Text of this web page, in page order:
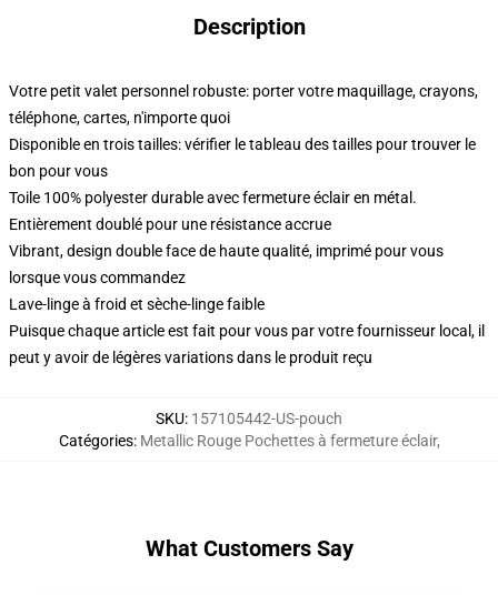
Description
Votre petit valet personnel robuste: porter votre maquillage, crayons,
téléphone, cartes, n'importe quoi
Disponible en trois tailles: vérifier le tableau des tailles pour trouver le
bon pour vous
Toile 100% polyester durable avec fermeture éclair en métal.
Entièrement doublé pour une résistance accrue
Vibrant, design double face de haute qualité, imprimé pour vous
lorsque vous commandez
Lave-linge à froid et sèche-linge faible
Puisque chaque article est fait pour vous par votre fournisseur local, il
peut y avoir de légères variations dans le produit reçu
SKU: 157105442-US-pouch
Catégories: Metallic Rouge Pochettes à fermeture éclair,
What Customers Say